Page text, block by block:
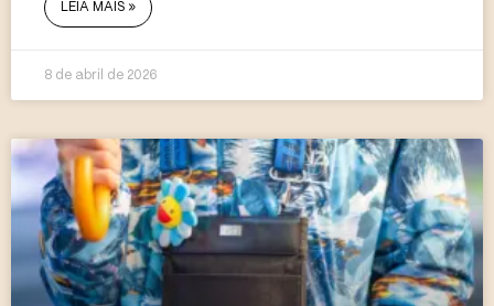
LEIA MAIS »
8 de abril de 2026